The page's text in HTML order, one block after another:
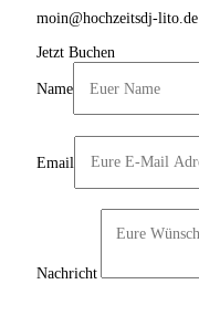
moin@hochzeitsdj-lito.de
Jetzt Buchen
Name
Email
Nachricht